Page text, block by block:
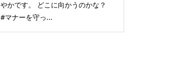
やかです。 どこに向かうのかな？
#マナーを守っ...